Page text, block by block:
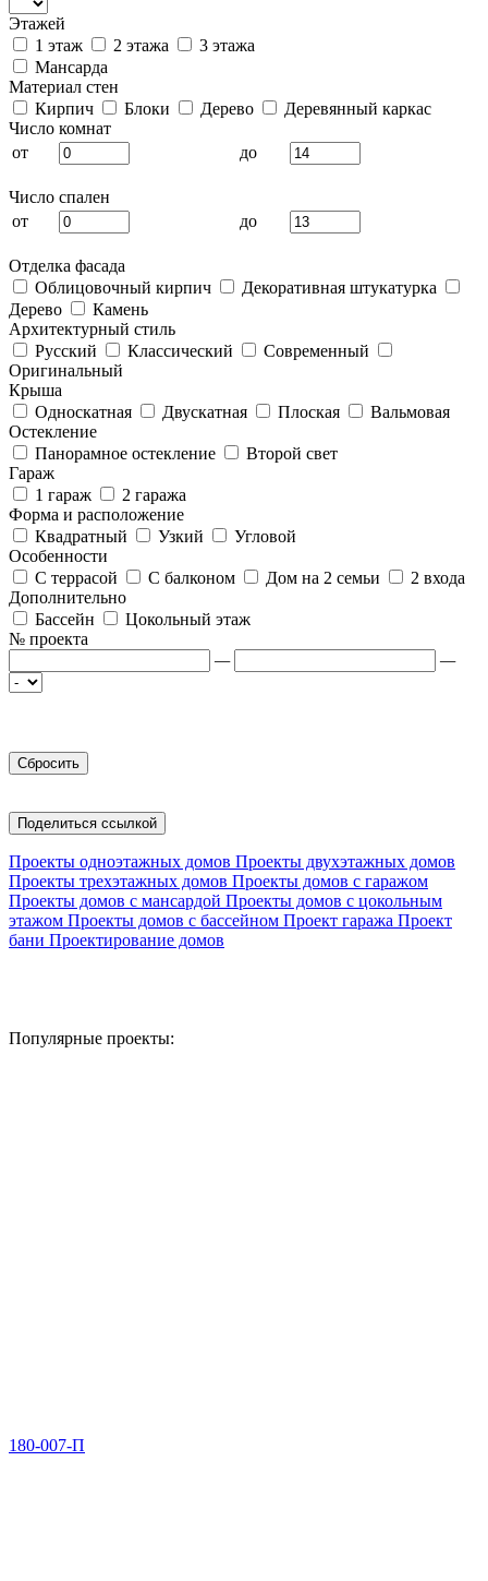
Этажей
1 этаж
2 этажа
3 этажа
Мансарда
Материал стен
Кирпич
Блоки Дерево
Деревянный каркас
Число комнат
от
до
Число спален
от
до
Отделка фасада
Облицовочный кирпич
Декоративная штукатурка
Дерево
Камень
Архитектурный стиль
Русский
Классический
Современный
Оригинальный
Крыша
Односкатная
Двускатная Плоская
Вальмовая
Остекление
Панорамное остекление
Второй свет
Гараж
1 гараж
2 гаража
Форма и расположение
Квадратный
Узкий
Угловой
Особенности
С террасой
С балконом Дом на 2 семьи
2 входа
Дополнительно
Бассейн
Цокольный этаж
№ проекта
—
—
Поделиться ссылкой
Проекты одноэтажных домов Проекты двухэтажных домов
Проекты трехэтажных домов Проекты домов с гаражом
Проекты домов с мансардой Проекты домов с цокольным
этажом Проекты домов с бассейном Проект гаража Проект
бани Проектирование домов
Популярные проекты:
180-007-П